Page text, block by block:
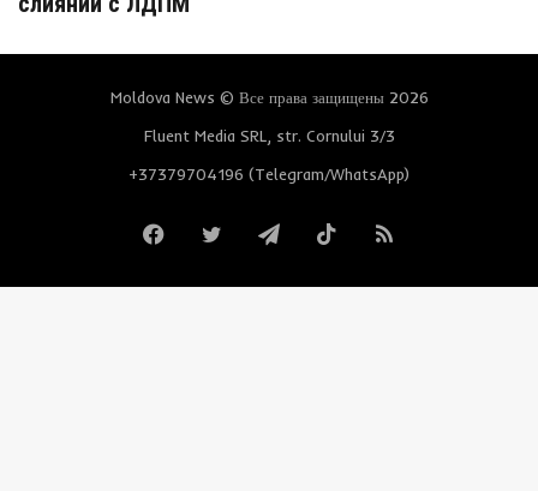
Moldova News © Все права защищены 2026
Fluent Media SRL, str. Cornului 3/3
+37379704196 (Telegram/WhatsApp)
FacebookTwitterTelegramTikTokRSS